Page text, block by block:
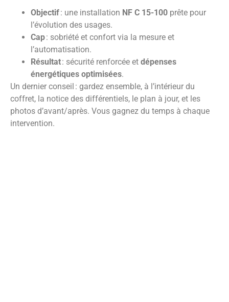
Objectif: une installation NF C 15-100 prête pour
l’évolution des usages.
Cap: sobriété et confort via la mesure et
l’automatisation.
Résultat: sécurité renforcée et dépenses
énergétiques optimisées.
Un dernier conseil : gardez ensemble, à l’intérieur du
coffret, la notice des différentiels, le plan à jour, et les
photos d’avant/après. Vous gagnez du temps à chaque
intervention.